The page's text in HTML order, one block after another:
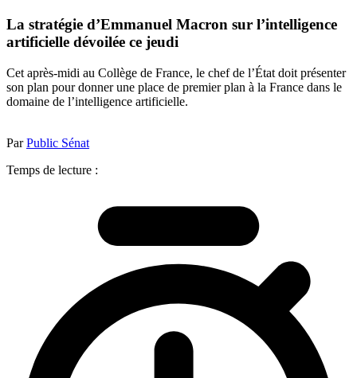
La stratégie d’Emmanuel Macron sur l’intelligence
artificielle dévoilée ce jeudi
Cet après-midi au Collège de France, le chef de l’État doit présenter
son plan pour donner une place de premier plan à la France dans le
domaine de l’intelligence artificielle.
ParPublic Sénat
Temps de lecture :